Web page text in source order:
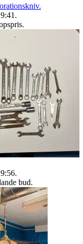
.
.
.
bud.